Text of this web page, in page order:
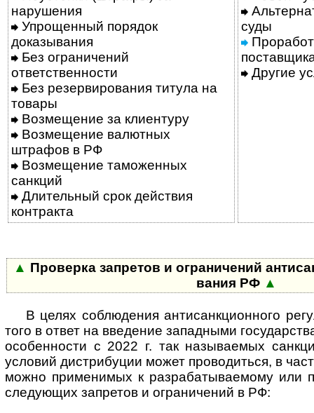
нарушения
Упрощенный порядок
доказывания
Без ограничений
ответственности
Без резервирования титула на
товары
Возмещение за клиентуру
Возмещение валютных
штрафов в РФ
Возмещение таможенных
санкций
Длительный срок действия
контракта
суды
Другие
▲ Проверка запретов и ограничений
ва­ния РФ ▲
В целях соблюдения антисанкционного
того в ответ на вве­де­ние запад­ными
осо­бен­но­сти с 2022 г. так назы­вае­мых
усло­вий дист­ри­бу­ции может про­во­ди­ться, в
мо­жно при­ме­ни­мых к раз­ра­ба­тывае­мому или
сле­дую­щих запре­тов и огра­ни­че­ний в РФ: